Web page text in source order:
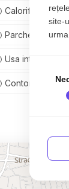
Calorifere
Parchet
Usa interior
Contor gaz
site-